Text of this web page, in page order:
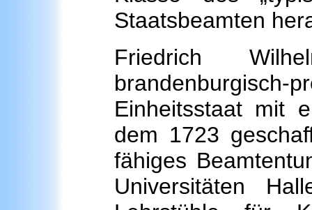
Staatsbeamten
Friedrich
Einheitsstaat mit
dem 1723
fähiges
Universitäten